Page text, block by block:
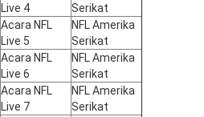
Live 4
Serikat
Acara NFL
Live 5
NFL Amerika
Serikat
Acara NFL
Live 6
NFL Amerika
Serikat
Acara NFL
Live 7
NFL Amerika
Serikat